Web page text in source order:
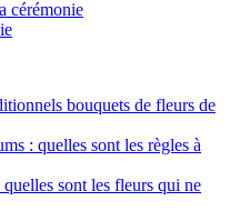
cérémonie
bouquets de fleurs de
: quelles sont les règles à
sont les fleurs qui ne